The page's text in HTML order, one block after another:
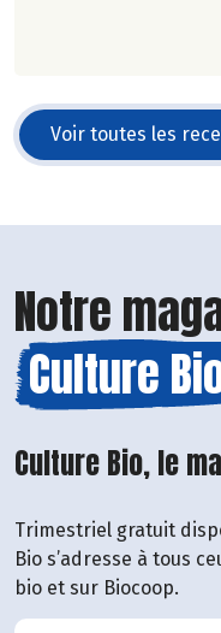
Voir toutes les
Notre
Culture
Culture Bio, le
Trimestriel gratuit
Bio s’adresse à tous
bio et sur Biocoop.